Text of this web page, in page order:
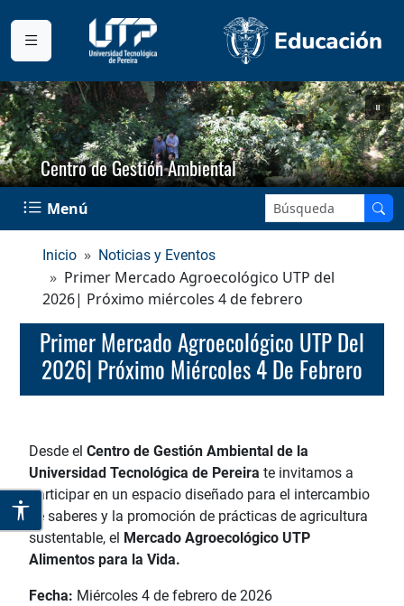
Centro de Gestión Ambiental
Menú Buscar en el sitio:
Inicio Noticias y Eventos
Primer Mercado Agroecológico UTP del
2026| Próximo miércoles 4 de febrero
Primer Mercado Agroecológico UTP Del
2026| Próximo Miércoles 4 De Febrero
Desde el Centro de Gestión Ambiental de la
Universidad Tecnológica de Pereira te invitamos a
participar en un espacio diseñado para el intercambio
de saberes y la promoción de prácticas de agricultura
sustentable, el Mercado Agroecológico UTP
Alimentos para la Vida.
Fecha: Miércoles 4 de febrero de 2026